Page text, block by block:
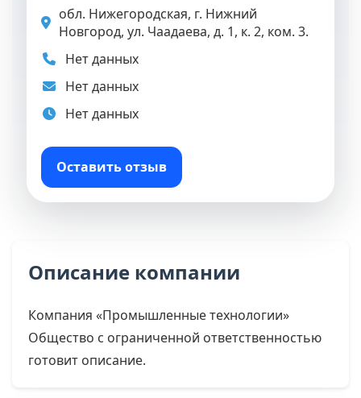
обл. Нижегородская, г. Нижний
Новгород, ул. Чаадаева, д. 1, к. 2, ком. 3.
Нет данных
Нет данных
Нет данных
Оставить отзыв
Описание компании
Компания «Промышленные технологии»
Общество с ограниченной ответственностью
готовит описание.